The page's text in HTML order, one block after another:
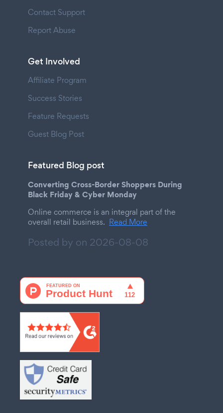
Contact Support
Report Abuse
Get Involved
Affiliate Program
Success Stories
Feature Requests
Guest Blog Post
Featured Blog post
Converting Cross-Border Shoppers During
Black Friday & Cyber Monday
Online commerce is an integral part of the
overall retail business. Read More
Posted by on 2026-08-08